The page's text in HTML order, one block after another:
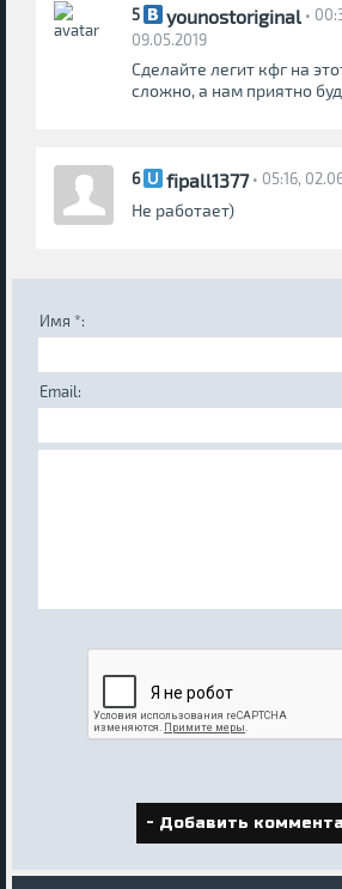
5 younostoriginal •
09.05.2019
Сделайте легит кфг на
сложно, а нам приятно
6 fipall1377 • 05:16,
Не работает)
Имя *:
Email: